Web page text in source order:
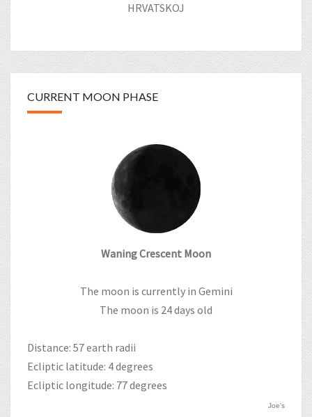
HRVATSKOJ
CURRENT MOON PHASE
Waning Crescent Moon
The moon is currently in Gemini
The moon is 24 days old
Distance: 57 earth radii
Ecliptic latitude: 4 degrees
Ecliptic longitude: 77 degrees
Joe's